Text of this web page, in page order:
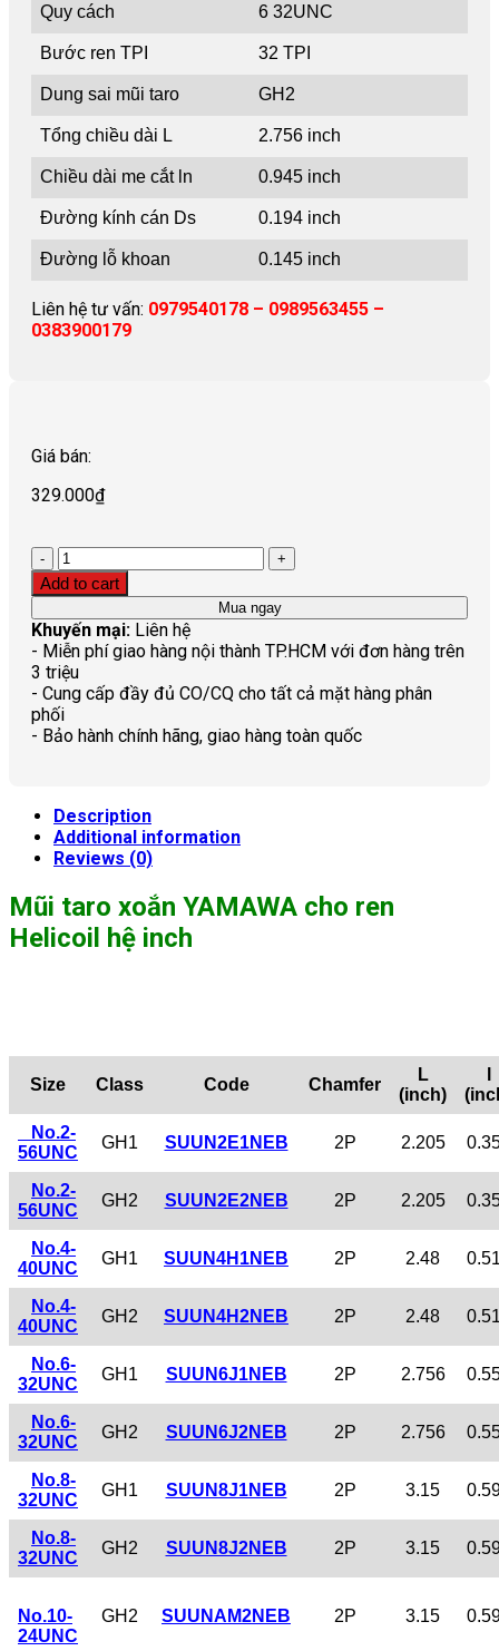
Quy cách 6 32UNC
Bước ren TPI 32 TPI
Dung sai mũi taro GH2
Tổng chiều dài L 2.756 inch
Chiều dài me cắt ln 0.945 inch
Đường kính cán Ds 0.194 inch
Đường lỗ khoan 0.145 inch
Liên hệ tư vấn: 0979540178 – 0989563455 –
0383900179
Giá bán:
329.000₫
Quantity
Add to cart
Mua ngay
Khuyến mại: Liên hệ
- Miễn phí giao hàng nội thành TP.HCM với đơn hàng trên
3 triệu
- Cung cấp đầy đủ CO/CQ cho tất cả mặt hàng phân
phối
- Bảo hành chính hãng, giao hàng toàn quốc
Description
Additional information
Reviews (0)
Mũi taro xoắn YAMAWA cho ren
Helicoil hệ inch
Size Class Code Chamfer
L
(inch)
No.2-
56UNC
GH1 SUUN2E1NEB 2P 2.205
No.2-
56UNC
GH2 SUUN2E2NEB 2P 2.205
No.4-
40UNC
GH1 SUUN4H1NEB 2P 2.48
No.4-
40UNC
GH2 SUUN4H2NEB 2P 2.48
No.6-
32UNC
GH1 SUUN6J1NEB 2P 2.756
No.6-
32UNC
GH2 SUUN6J2NEB 2P 2.756
No.8-
32UNC
GH1 SUUN8J1NEB 2P 3.15
No.8-
32UNC
GH2 SUUN8J2NEB 2P 3.15
No.10-
24UNC
GH2 SUUNAM2NEB 2P 3.15